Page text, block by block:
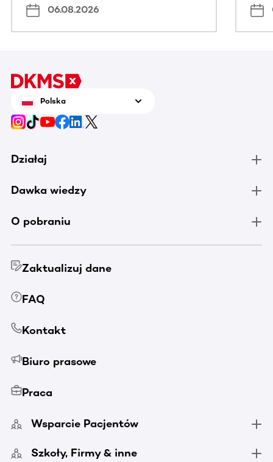
06.08.2026
Polska
Działaj
Dawka wiedzy
O pobraniu
Zaktualizuj dane
FAQ
Kontakt
Biuro prasowe
Praca
Wsparcie Pacjentów
Szkoły, Firmy & inne